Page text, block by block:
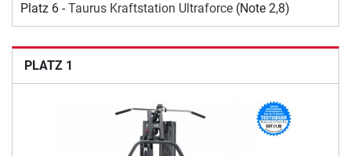
Platz 6 -Taurus Kraftstation Ultraforce (Note 2,8)
PLATZ 1